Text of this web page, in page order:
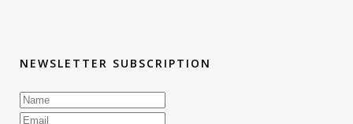
NEWSLETTER SUBSCRIPTION